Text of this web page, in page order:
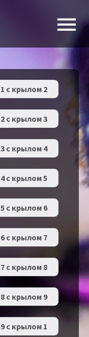
1 с крылом 2
2 с крылом 3
3 с крылом 4
4 с крылом 5
5 с крылом 6
6 с крылом 7
7 с крылом 8
8 с крылом 9
9 с крылом 1